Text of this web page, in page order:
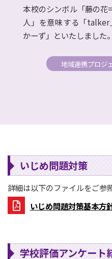
本校のシンボル「藤の花
人」を意味する「talker
かーず」といたしました。
地域連携プロジ
いじめ問題対策
詳細は以下のファイルをご参
いじめ問題対策基本方
学校評価アンケート